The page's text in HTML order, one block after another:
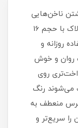
ناخن‌هایی
مرتب، شیک و درخشان خواهد بود. این لاک با حجم 16
روزانه و
روان و خوش‌
روی
می‌شوند رنگ
منعطف به
سریع‌تر و